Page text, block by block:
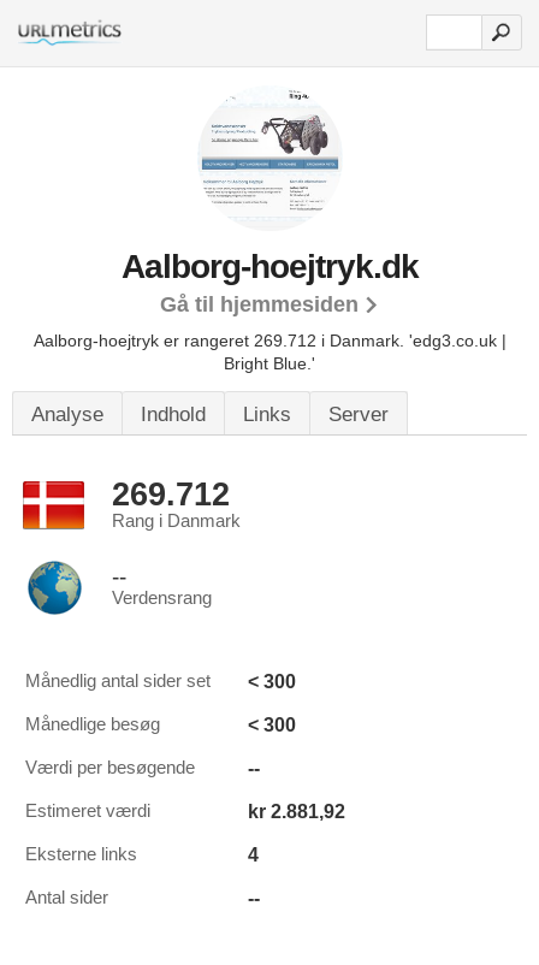
Aalborg-hoejtryk.dk
Gå til hjemmesiden
Aalborg-hoejtryk er rangeret 269.712 i Danmark. 'edg3.co.uk |
Bright Blue.'
Analyse Indhold Links Server
269.712
Rang i Danmark
--
Verdensrang
Månedlig antal sider set < 300
Månedlige besøg < 300
Værdi per besøgende --
Estimeret værdi kr 2.881,92
Eksterne links 4
Antal sider --